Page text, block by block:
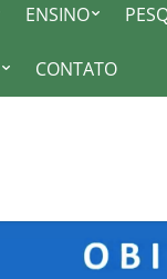
ENSINO
CONTATO